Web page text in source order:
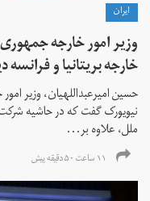
ايران
وزیر امور خارجه
خارجه بریتانیا و
حسین امیرعبداللهیان، وزیر
نیویورک گفت که در حاشیه
ملل، علاوه بر...
۱۱ ساعت ۵۰ دقیقه پیش